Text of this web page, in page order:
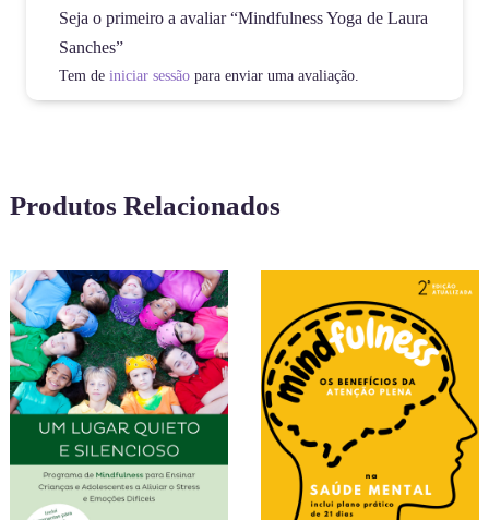
Seja o primeiro a avaliar “Mindfulness Yoga de Laura
Sanches”
Tem de iniciar sessãopara enviar uma avaliação.
Produtos Relacionados